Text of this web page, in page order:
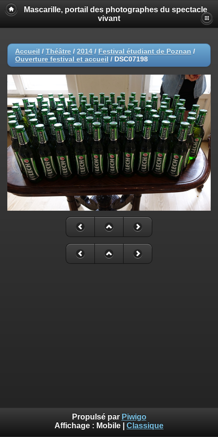
Mascarille, portail des photographes du spectacle
vivant
Accueil / Théâtre / 2014 / Festival étudiant de Poznan /
Ouverture festival et accueil / DSC07198
Propulsé par Piwigo
Affichage : Mobile Classique